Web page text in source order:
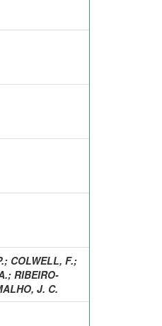
; COLWELL, F.;
; RIBEIRO-
J. C.